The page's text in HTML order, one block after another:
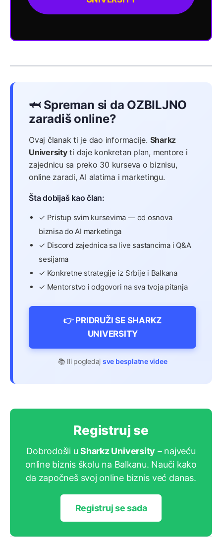
🦈 Spreman si da OZBILJNO
zaradiš online?
Ovaj članak ti je dao informacije. Sharkz
Universityti daje konkretan plan, mentore i
zajednicu sa preko 30 kurseva o biznisu,
online zaradi, AI alatima i marketingu.
Šta dobijaš kao član:
✓ Pristup svim kursevima — od osnova
biznisa do AI marketinga
✓ Discord zajednica sa live sastancima i Q&A
sesijama
✓ Konkretne strategije iz Srbije i Balkana
✓ Mentorstvo i odgovori na sva tvoja pitanja
👉 PRIDRUŽI SE SHARKZ
UNIVERSITY
📚 Ili pogledaj sve besplatne videe
Registruj se
Dobrodošli uSharkz University – najveću
online biznis školu na Balkanu. Nauči kako
da započneš svoj online biznis već danas.
Registruj se sada